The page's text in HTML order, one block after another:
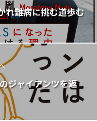
れ難病に挑む道歩む
ジャイアンツを返